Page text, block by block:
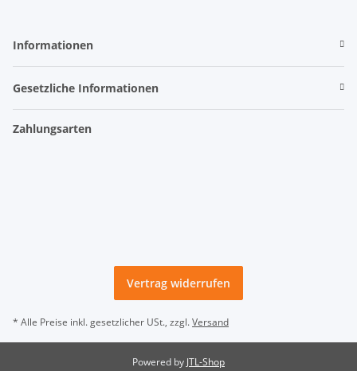
Informationen
Gesetzliche Informationen
Zahlungsarten
Vertrag widerrufen
* Alle Preise inkl. gesetzlicher USt., zzgl.Versand
Powered by JTL-Shop